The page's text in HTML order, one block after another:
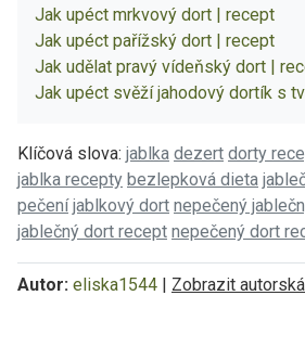
Jak upéct mrkvový dort | recept
Jak upéct pařížský dort | recept
Jak udělat pravý vídeňský dort |
Jak upéct svěží jahodový dortík s
Klíčová slova: jablka dezert dorty
jablka recepty bezlepková dieta
pečení jablkový dort nepečený
jablečný dort recept nepečený dort
Autor: eliska1544 | Zobrazit